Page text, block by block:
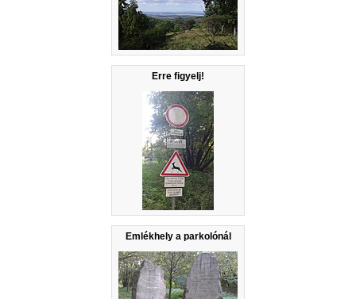
Erre figyelj!
Emlékhely a parkolónál